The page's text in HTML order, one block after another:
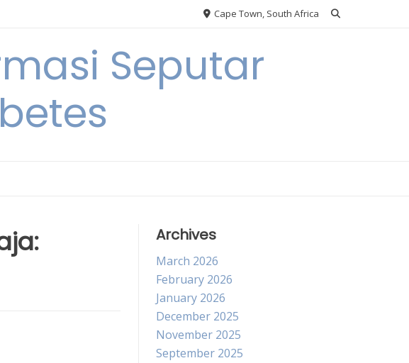
Cape Town, South Africa
Seputar
Archives
March 2026
February 2026
January 2026
December 2025
November 2025
September 2025